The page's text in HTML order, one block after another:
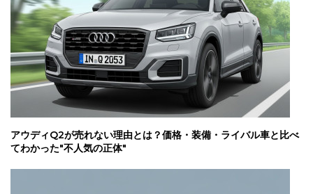
アウディQ2が売れない理由とは？価格・装備・ライバル車と比べ
てわかった"不人気の正体"